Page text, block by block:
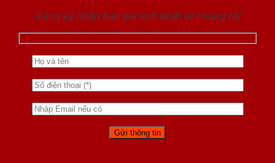
Đăng ký nhận báo giá mới nhất từ chúng tôi